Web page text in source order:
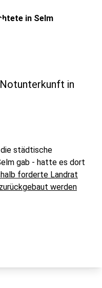
in Selm
in
städtische
gab - hatte es dort
forderte Landrat
werden